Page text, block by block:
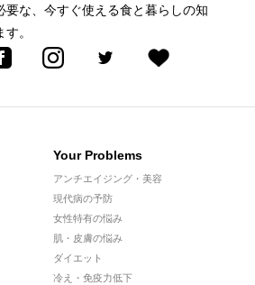
要な、今すぐ使える食と暮らしの知
。
Your Problems
アンチエイジング・美容
現代病の予防
女性特有の悩み
肌・皮膚の悩み
ダイエット
冷え・免疫力低下